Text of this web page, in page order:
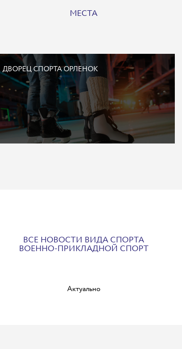
МЕСТА
ДВОРЕЦ СПОРТА ОРЛЕНОК
ВСЕ НОВОСТИ ВИДА СПОРТА
ВОЕННО-ПРИКЛАДНОЙ СПОРТ
Актуально